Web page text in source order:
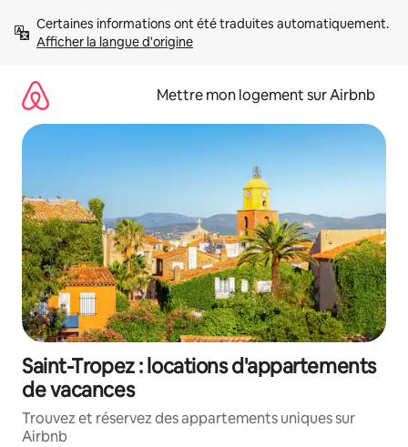
directement
Afficher la langue d'origine
Mettre mon logement sur Airbnb
Saint-Tropez : locations d'appartements
de vacances
Trouvez et réservez des appartements uniques sur
Airbnb